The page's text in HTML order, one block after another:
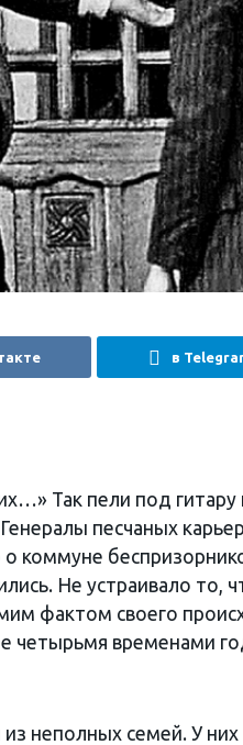
в
Так пели под гитару
песчаных
коммуне
Не устраивало то,
фактом своего
четырьмя временами
неполных семей. У